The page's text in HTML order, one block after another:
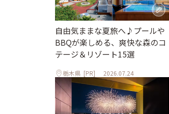
自由気ままな夏旅へ♪プールや
BBQが楽しめる、爽快な森のコ
テージ＆リゾート15選
栃木県 [PR] 2026.07.24